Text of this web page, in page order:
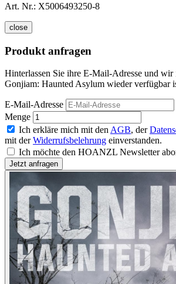
Art. Nr.: X5006493250-8
close
Produkt anfragen
Hinterlassen Sie ihre E-Mail-Adresse und
Gonjiam: Haunted Asylum wieder verfügbar
E-Mail-Adresse
Menge
Ich erkläre mich mit den AGB, der
mit derWiderrufsbelehrung einverstanden.
Ich möchte den HOANZL Newsletter